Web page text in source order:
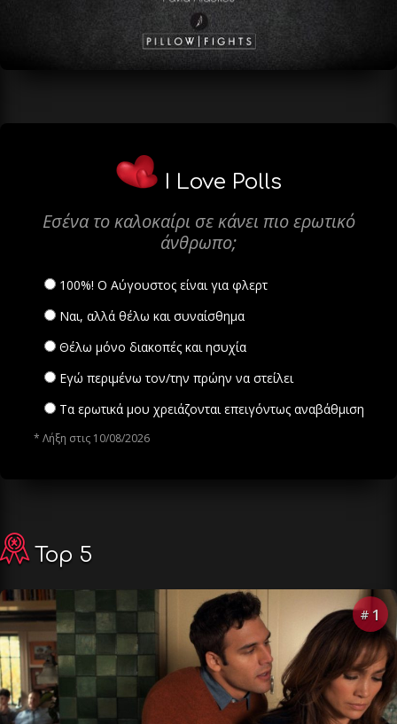
I Love Polls
Εσένα το καλοκαίρι σε κάνει πιο ερωτικό
άνθρωπο;
100%! Ο Αύγουστος είναι για φλερτ
Ναι, αλλά θέλω και συναίσθημα
Θέλω μόνο διακοπές και ησυχία
Εγώ περιμένω τον/την πρώην να στείλει
Τα ερωτικά μου χρειάζονται επειγόντως αναβάθμιση
* Λήξη στις 10/08/2026
Top 5
# 1